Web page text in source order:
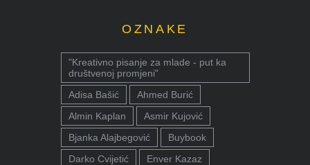
OZNAKE
"Kreativno pisanje za mlade - put ka
društvenoj promjeni"
Adisa Bašić
Ahmed Burić
Almin Kaplan
Asmir Kujović
Bjanka Alajbegović
Buybook
Darko Cvijetić
Enver Kazaz